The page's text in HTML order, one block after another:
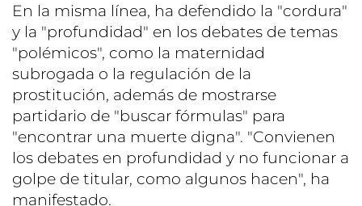
En la misma línea, ha defendido la "cordura"
y la "profundidad" en los debates de temas
"polémicos", como la maternidad
subrogada o la regulación de la
prostitución, además de mostrarse
partidario de "buscar fórmulas" para
"encontrar una muerte digna". "Convienen
los debates en profundidad y no funcionar a
golpe de titular, como algunos hacen", ha
manifestado.